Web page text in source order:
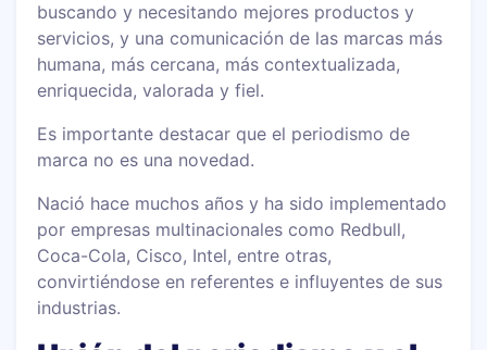
buscando y necesitando mejores productos y
servicios, y una comunicación de las marcas más
humana, más cercana, más contextualizada,
enriquecida, valorada y fiel.
Es importante destacar que el periodismo de
marca no es una novedad.
Nació hace muchos años y ha sido implementado
por empresas multinacionales como Redbull,
Coca-Cola, Cisco, Intel, entre otras,
convirtiéndose en referentes e influyentes de sus
industrias.